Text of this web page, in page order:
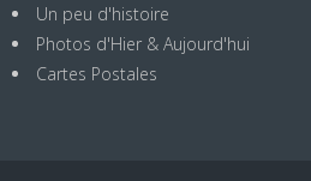
Un peu d'histoire
Photos d'Hier & Aujourd'hui
Cartes Postales